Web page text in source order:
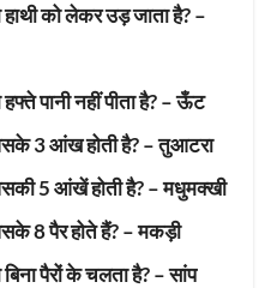
को लेकर उड़ जाता है? –
पानी नहीं पीता है? –ऊँट
3 आंख होती है? –तुआटरा
5 आंखें होती है? –मधुमक्खी
8 पैर होते हैं? –मकड़ी
पैरों के चलता है? –सांप